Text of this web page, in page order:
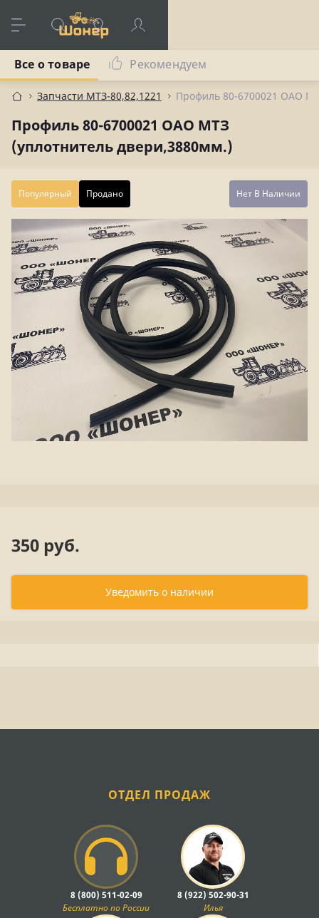
Запчасти МТЗ-80,82,1221 Профиль 80-6700021 ОАО
Профиль 80-6700021 ОАО МТЗ
(уплотнитель двери,3880мм.)
Все о товаре Рекомендуем
Популярный Продано Нет В Наличии
350 руб.
Уведомить о наличии
ОТДЕЛ ПРОДАЖ
8 (800) 511-02-09
Бесплатно по России
8 (922) 502-90-31
Илья